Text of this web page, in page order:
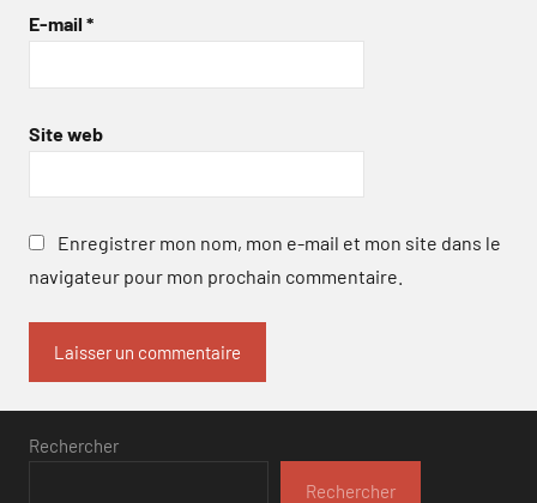
E-mail *
Site web
Enregistrer mon nom, mon e-mail et mon site dans le
navigateur pour mon prochain commentaire.
Rechercher
Rechercher